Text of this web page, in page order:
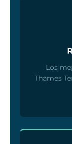
Los
Thames